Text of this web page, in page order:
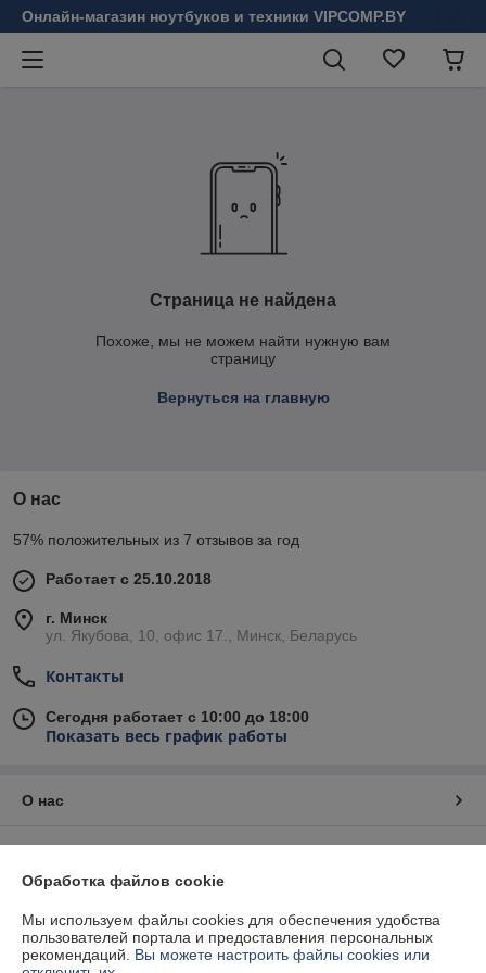
Онлайн-магазин ноутбуков и техники VIPCOMP.BY
Страница не найдена
Похоже, мы не можем найти нужную вам
страницу
Вернуться на главную
О нас
57% положительных из 7 отзывов за год
Работает с 25.10.2018
г. Минск
ул. Якубова, 10, офис 17., Минск, Беларусь
Контакты
Сегодня работает с 10:00 до 18:00
Показать весь график работы
О нас
График работы
Обработка файлов cookie
Мы используем файлы cookies для обеспечения удобства
пользователей портала и предоставления персональных
рекомендаций. Вы можете настроить файлы cookies или